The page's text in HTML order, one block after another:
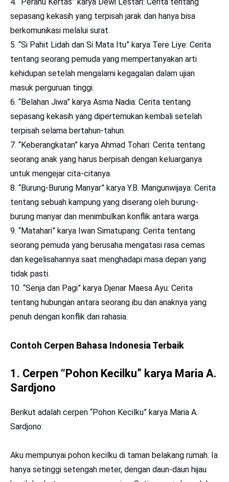
sepasang kekasih yang terpisah jarak dan hanya bisa
berkomunikasi melalui surat.
“Si Pahit Lidah dan Si Mata Itu” karya Tere Liye: Cerita
tentang seorang pemuda yang mempertanyakan arti
kehidupan setelah mengalami kegagalan dalam ujian
masuk perguruan tinggi.
“Belahan Jiwa” karya Asma Nadia: Cerita tentang
sepasang kekasih yang dipertemukan kembali setelah
terpisah selama bertahun-tahun.
“Keberangkatan” karya Ahmad Tohari: Cerita tentang
seorang anak yang harus berpisah dengan keluarganya
untuk mengejar cita-citanya.
“Burung-Burung Manyar” karya Y.B. Mangunwijaya: Cerita
tentang sebuah kampung yang diserang oleh burung-
burung manyar dan menimbulkan konflik antara warga.
“Matahari” karya Iwan Simatupang: Cerita tentang
seorang pemuda yang berusaha mengatasi rasa cemas
dan kegelisahannya saat menghadapi masa depan yang
tidak pasti.
“Senja dan Pagi” karya Djenar Maesa Ayu: Cerita
tentang hubungan antara seorang ibu dan anaknya yang
penuh dengan konflik dan rahasia.
Contoh Cerpen Bahasa Indonesia Terbaik
1. Cerpen “Pohon Kecilku” karya Maria A.
Sardjono
Berikut adalah cerpen “Pohon Kecilku” karya Maria A.
Sardjono:
Aku mempunyai pohon kecilku di taman belakang rumah. Ia
hanya setinggi setengah meter, dengan daun-daun hijau